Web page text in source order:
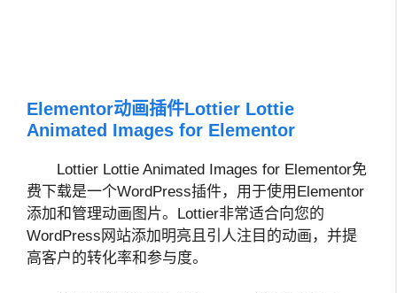
Elementor动画插件Lottier Lottie
Animated Images for Elementor
Lottier Lottie Animated Images for Elementor免
费下载是一个WordPress插件，用于使用Elementor
添加和管理动画图片。Lottier非常适合向您的
WordPress网站添加明亮且引人注目的动画，并提
高客户的转化率和参与度。